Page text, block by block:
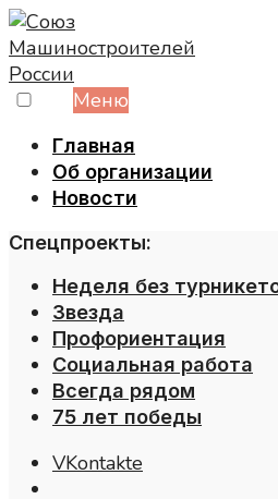
Skip
to
content
Меню
Главная
Об организации
Новости
Спецпроекты:
Неделя без
Звезда
Профориентация
Социальная работа
Всегда рядом
75 лет победы
VKontakte